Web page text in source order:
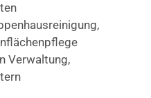
Verwaltung,